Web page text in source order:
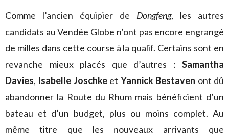
Comme l’ancien équipier de Dongfeng, les autres
candidats au Vendée Globe n’ont pas encore engrangé
de milles dans cette course à la qualif. Certains sont en
revanche mieux placés que d’autres : Samantha
Davies, Isabelle Joschkeet Yannick Bestaven ont dû
abandonner la Route du Rhum mais bénéficient d’un
bateau et d’un budget, plus ou moins complet. Au
même titre que les nouveaux arrivants que